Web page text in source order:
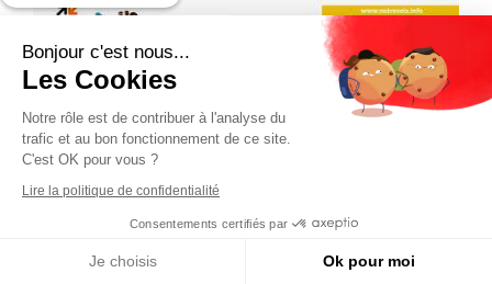
Bonjour c'est nous...
Les Cookies
Notre rôle est de contribuer à l'analyse du
trafic et au bon fonctionnement de ce site.
C'est OK pour vous ?
Lire la politique de confidentialité
Consentements certifiés par
Je choisis Ok pour moi